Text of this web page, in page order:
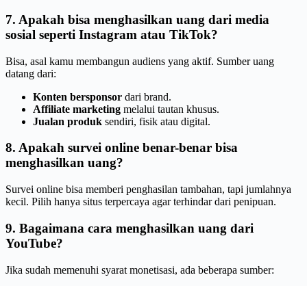
7. Apakah bisa menghasilkan uang dari media
sosial seperti Instagram atau TikTok?
Bisa, asal kamu membangun audiens yang aktif. Sumber uang
datang dari:
Konten bersponsor dari brand.
Affiliate marketing melalui tautan khusus.
Jualan produk sendiri, fisik atau digital.
8. Apakah survei online benar-benar bisa
menghasilkan uang?
Survei online bisa memberi penghasilan tambahan, tapi jumlahnya
kecil. Pilih hanya situs terpercaya agar terhindar dari penipuan.
9. Bagaimana cara menghasilkan uang dari
YouTube?
Jika sudah memenuhi syarat monetisasi, ada beberapa sumber: